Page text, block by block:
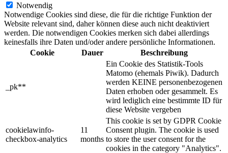
Notwendig
Notwendige Cookies sind diese, die für die richtige Funktion der
Website relevant sind, daher können diese auch nicht deaktiviert
werden. Die notwendigen Cookies merken sich dabei allerdings
keinesfalls ihre Daten und/oder andere persönliche Informationen.
Cookie
Dauer Beschreibung
_pk**
Ein Cookie des Statistik-Tools
Matomo (ehemals Piwik). Dadurch
werden KEINE personenbezogenen
Daten erhoben oder gesammelt. Es
wird lediglich eine bestimmte ID für
diese Website vergeben
cookielawinfo-
checkbox-analytics
11
months
This cookie is set by GDPR Cookie
Consent plugin. The cookie is used
to store the user consent for the
cookies in the category "Analytics".